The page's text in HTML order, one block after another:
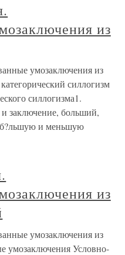
из
умозаключения из
силлогизм
силлогизма1.
заключение, больший,
и меньшую
из
умозаключения из
умозаключения Условно-